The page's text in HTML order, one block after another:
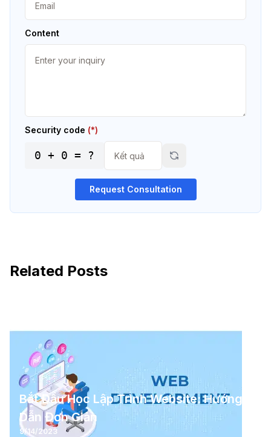
Content
Security code (*)
0 + 0 = ?
Request Consultation
Related Posts
Bắt Đầu Học Lập Trình Website: Hướng
Dẫn Đơn Giản
9/14/2023